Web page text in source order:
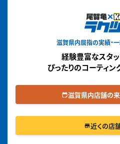
滋賀県内屈指の実績・
経験豊富なスタ
ぴったりのコーティン
edit_calendar滋賀県内店舗の
store近くの店